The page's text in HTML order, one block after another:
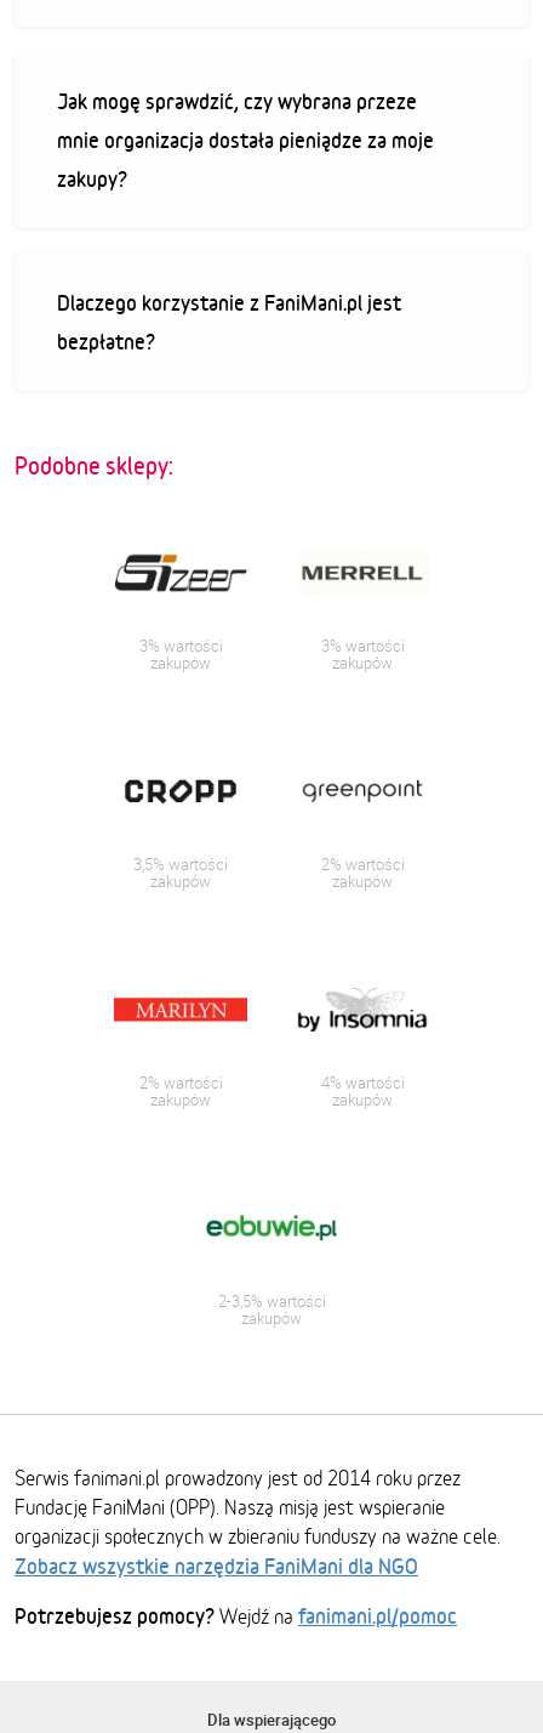
Jak mogę sprawdzić, czy wybrana przeze
mnie organizacja dostała pieniądze za moje
zakupy?
Dlaczego korzystanie z FaniMani.pl jest
bezpłatne?
Podobne sklepy:
3% wartości
zakupów
3% wartości
zakupów
3,5% wartości
zakupów
2% wartości
zakupów
2% wartości
zakupów
4% wartości
zakupów
2-3,5% wartości
zakupów
Serwis fanimani.pl prowadzony jest od 2014 roku przez
Fundację FaniMani (OPP). Naszą misją jest wspieranie
organizacji społecznych w zbieraniu funduszy na ważne cele.
Zobacz wszystkie narzędzia FaniMani dla NGO
Potrzebujesz pomocy? Wejdź na fanimani.pl/pomoc
Dla wspierającego